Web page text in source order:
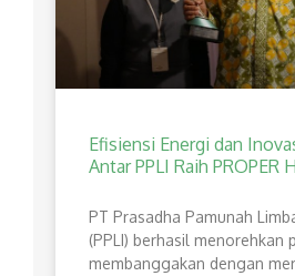
Efisiensi Energi dan
Antar PPLI Raih PROPER
PT Prasadha Pamunah
(PPLI) berhasil menorehkan
membanggakan dengan